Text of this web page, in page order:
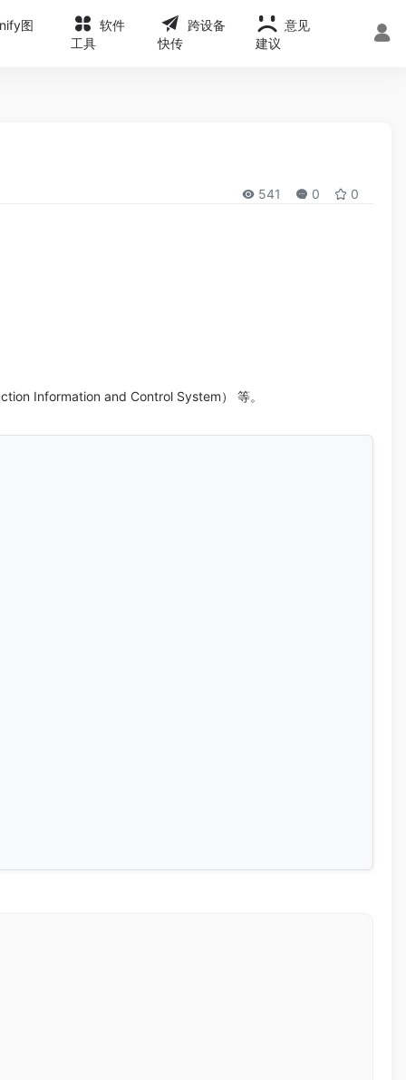
图
软件
工具
跨设备
快传
意见
建议
541 0 0
Information and Control System） 等。